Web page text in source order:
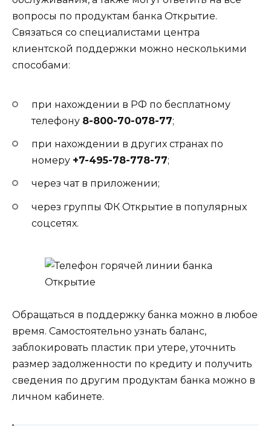
вопросы по продуктам банка Открытие.
Связаться со специалистами центра
клиентской поддержки можно несколькими
способами:
при нахождении в РФ по бесплатному
телефону 8-800-70-078-77;
при нахождении в других странах по
номеру +7-495-78-778-77;
через чат в приложении;
через группы ФК Открытие в популярных
соцсетях.
Обращаться в поддержку банка можно в любое
время. Самостоятельно узнать баланс,
заблокировать пластик при утере, уточнить
размер задолженности по кредиту и получить
сведения по другим продуктам банка можно в
личном кабинете.